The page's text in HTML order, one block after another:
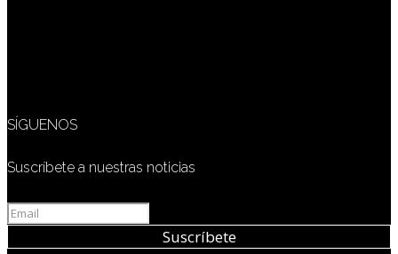
SÍGUENOS
Suscríbete a nuestras noticias